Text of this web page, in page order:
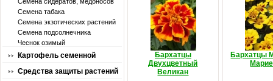
Семена табака
Семена экзотических растений
Семена подсолнечника
Чеснок озимый
Картофель семенной
Средства защиты растений
Бархатцы
Двухцветный
Великан
Бархатцы